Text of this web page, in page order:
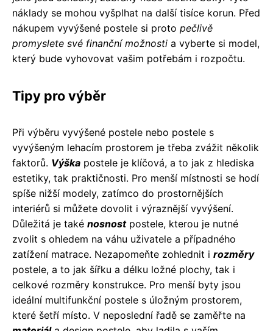
náklady se mohou vyšplhat na další tisíce korun. Před
nákupem vyvýšené postele si proto pečlivě
promyslete své finanční možnosti a vyberte si model,
který bude vyhovovat vašim potřebám i rozpočtu.
Tipy pro výběr
Při výběru vyvýšené postele nebo postele s
vyvýšeným lehacím prostorem je třeba zvážit několik
faktorů. Výška postele je klíčová, a to jak z hlediska
estetiky, tak praktičnosti. Pro menší místnosti se hodí
spíše nižší modely, zatímco do prostornějších
interiérů si můžete dovolit i výraznější vyvýšení.
Důležitá je také nosnostpostele, kterou je nutné
zvolit s ohledem na váhu uživatele a případného
zatížení matrace. Nezapomeňte zohlednit i rozměry
postele, a to jak šířku a délku ložné plochy, tak i
celkové rozměry konstrukce. Pro menší byty jsou
ideální multifunkční postele s úložným prostorem,
které šetří místo. V neposlední řadě se zaměřte na